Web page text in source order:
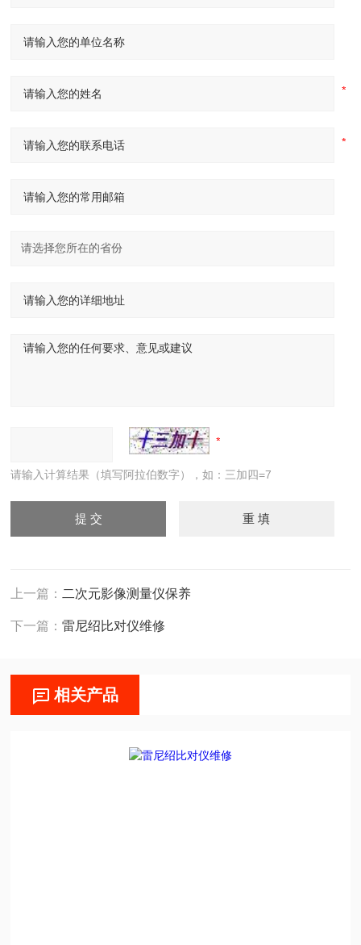
请输入计算结果（填写阿拉伯数字），如：三加四=7
上一篇： 二次元影像测量仪保养
下一篇：雷尼绍比对仪维修
相关产品